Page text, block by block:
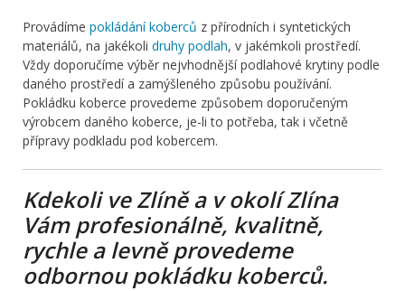
Provádíme pokládání koberců z přírodních i syntetických
materiálů, na jakékoli druhy podlah, v jakémkoli prostředí.
Vždy doporučíme výběr nejvhodnější podlahové krytiny podle
daného prostředí a zamýšleného způsobu používání.
Pokládku koberce provedeme způsobem doporučeným
výrobcem daného koberce, je-li to potřeba, tak i včetně
přípravy podkladu pod kobercem.
Kdekoli ve Zlíně a v okolí Zlína
Vám profesionálně, kvalitně,
rychle a levně provedeme
odbornou pokládku koberců.